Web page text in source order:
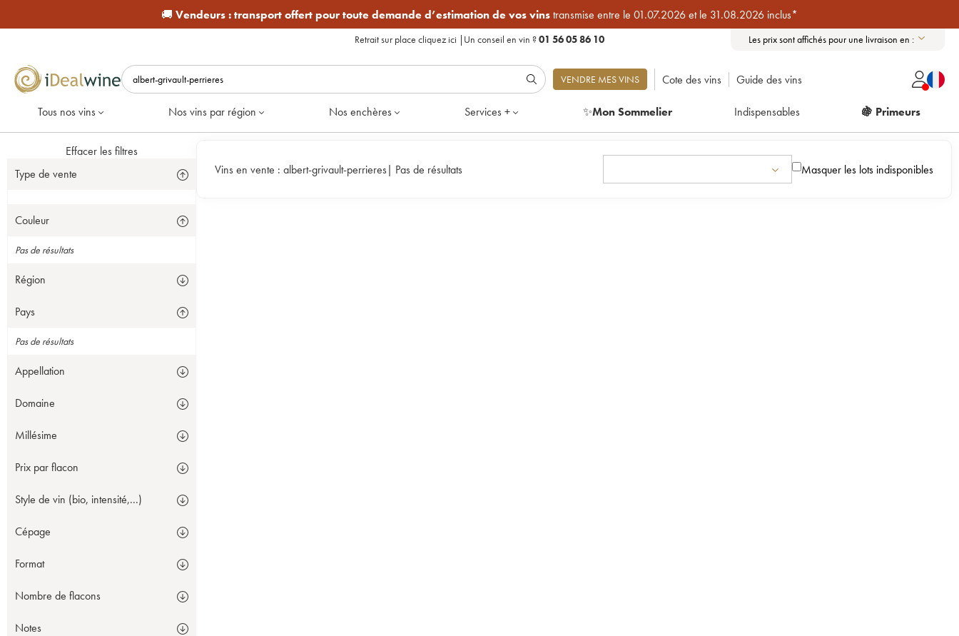
🚚 Vendeurs :transport offert pour toute demande d’estimation de vos vinstransmise entre le 01.07.2026 et le 31.08.2026 inclus*
Retrait sur place cliquez ici | Un conseil en vin ?01 56 05 86 10 Les prix sont affichés pour une livraison en :
VENDRE MES VINS Cote des vins Guide des vins
Tous nos vins Nos vins par région Nos enchères Services + ✨Mon Sommelier Indispensables 🍇 Primeurs
Effacer les filtres
Type de vente
Couleur
Pas de résultats
Région
Pays
Pas de résultats
Appellation
Domaine
Millésime
Prix par flacon
Style de vin (bio, intensité,...)
Cépage
Format
Nombre de flacons
Notes
Vins en vente : albert-grivault-perrieres| Pas de résultats Masquer les lots indisponibles